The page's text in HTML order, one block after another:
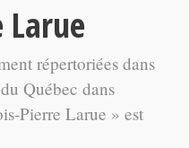
Larue
répertoriées dans
Québec dans
Pierre Larue » est